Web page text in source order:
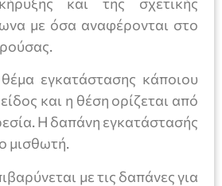
με όσα αναφέρονται στο
εγκατάστασης κάποιου
και η θέση ορίζεται από
Η δαπάνη εγκατάστασής
μισθωτή.
με τις δαπάνες για